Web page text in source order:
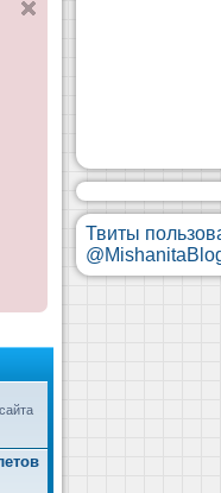
ск
Твиты